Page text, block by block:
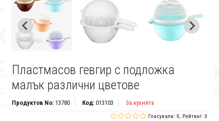
Пластмасов гевгир с подложка
малък различни цветове
Продуктов No:13780 Код:013103 За кухнята
Гласували: 0, Рейтинг: 0